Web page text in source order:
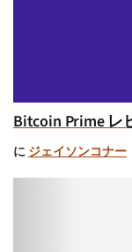
Bitcoin Prime レ
に ジェイソンコナー